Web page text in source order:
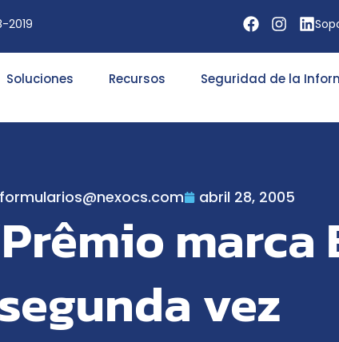
2019
Soluciones Recursos Seguridad de la
formularios@nexocs.com abril 28, 2005
marca
segunda vez